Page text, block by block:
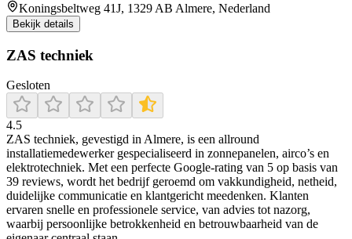
Koningsbeltweg 41J, 1329 AB Almere, Nederland
Bekijk details
ZAS techniek
Gesloten
4.5
ZAS techniek, gevestigd in Almere, is een allround
installatiemedewerker gespecialiseerd in zonnepanelen, airco’s en
elektrotechniek. Met een perfecte Google-rating van 5 op basis van
39 reviews, wordt het bedrijf geroemd om vakkundigheid, netheid,
duidelijke communicatie en klantgericht meedenken. Klanten
ervaren snelle en professionele service, van advies tot nazorg,
waarbij persoonlijke betrokkenheid en betrouwbaarheid van de